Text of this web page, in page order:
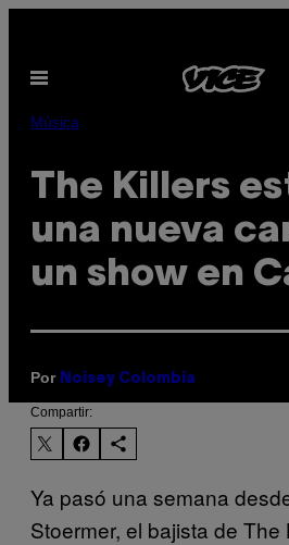
contenido
Abrir
Música
The Killers
una nueva
un show en
Por Noisey Colombia
Compartir:
Ya pasó una semana
Stoermer, el bajista de The